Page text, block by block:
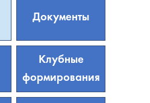
Документы
Клубные
формирования